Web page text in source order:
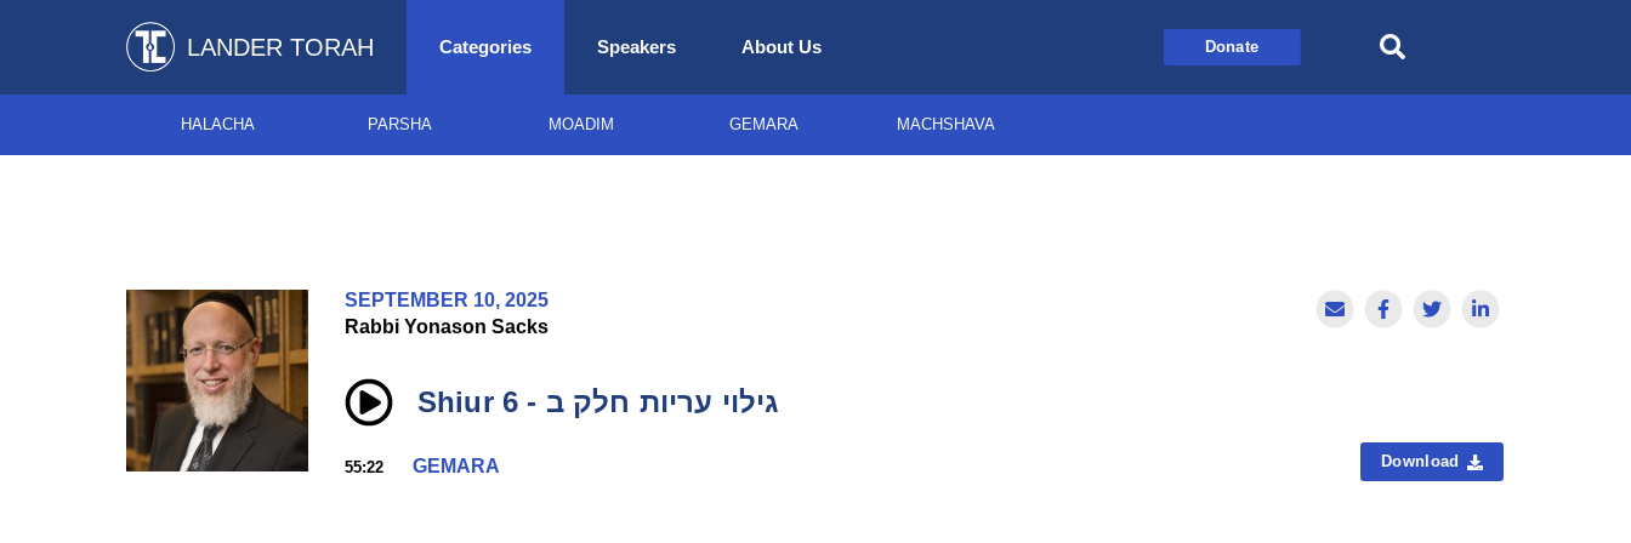
LANDER TORAH Categories Speakers About Us Donate
HALACHA PARSHA MOADIM GEMARA MACHSHAVA
SEPTEMBER 10, 2025
Rabbi Yonason Sacks
Shiur 6 - גילוי עריות חלק ב
55:22 GEMARA Download